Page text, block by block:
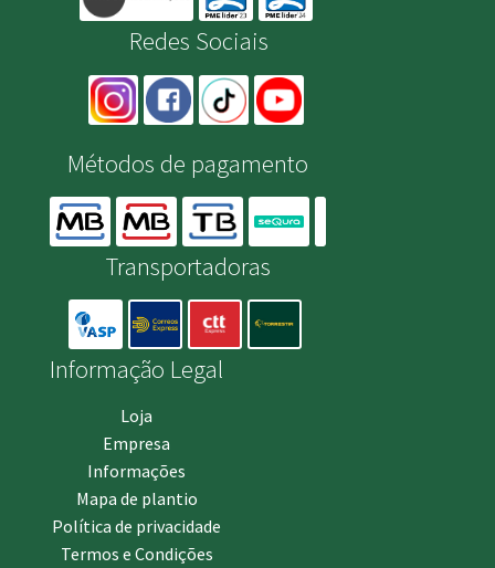
Redes Sociais
Métodos de pagamento
Transportadoras
Informação Legal
Loja
Empresa
Informações
Mapa de plantio
Política de privacidade
Termos e Condições